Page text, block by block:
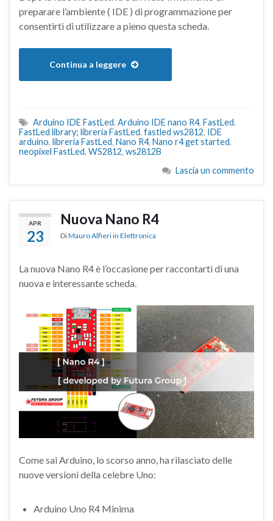
preparare l’ambiente ( IDE ) di programmazione per
consentirti di utilizzare a pieno questa scheda.
Continua a leggere
Arduino IDE FastLed, Arduino IDE nano R4, FastLed,
FastLed library; libreria FastLed, fastled ws2812, IDE
arduino, libreria FastLed, Nano R4, Nano r4 get started,
neopixel FastLed, WS2812, ws2812B
Lascia un commento
APR
23
Nuova Nano R4
DiMauro Alfieri in Elettronica
La nuova Nano R4 è l’occasione per raccontarti di una
nuova e interessante scheda.
Come sai Arduino, lo scorso anno, ha rilasciato delle
nuove versioni della celebre Uno:
Arduino Uno R4 Minima